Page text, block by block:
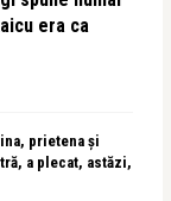
era ca
prietena și
a plecat, astăzi,